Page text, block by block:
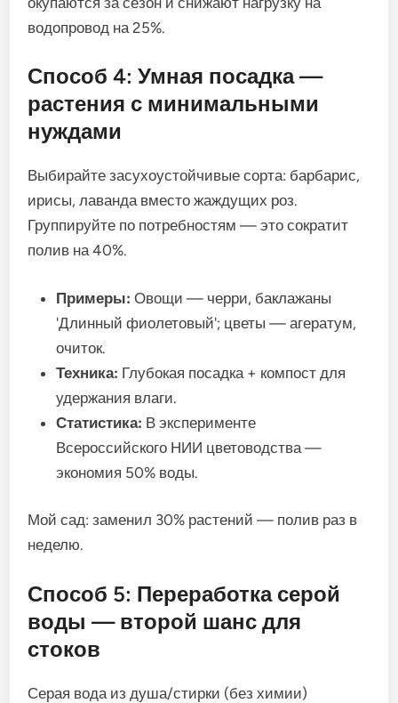
водопровод на 25%.
Способ 4: Умная посадка —
растения с минимальными
нуждами
Выбирайте засухоустойчивые сорта: барбарис,
ирисы, лаванда вместо жаждущих роз.
Группируйте по потребностям — это сократит
полив на 40%.
Примеры: Овощи — черри, баклажаны
'Длинный фиолетовый'; цветы — агератум,
очиток.
Техника: Глубокая посадка + компост для
удержания влаги.
Статистика: В эксперименте
Всероссийского НИИ цветоводства —
экономия 50% воды.
Мой сад: заменил 30% растений — полив раз в
неделю.
Способ 5: Переработка серой
воды — второй шанс для
стоков
Серая вода из душа/стирки (без химии)